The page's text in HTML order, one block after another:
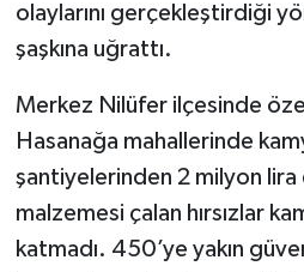
olaylarını gerçekleştirdiği
şaşkına uğrattı.
Merkez Nilüfer ilçesinde
Hasanağa mahallerinde
şantiyelerinden 2 milyon
malzemesi çalan hırsızlar
katmadı. 450’ye yakın